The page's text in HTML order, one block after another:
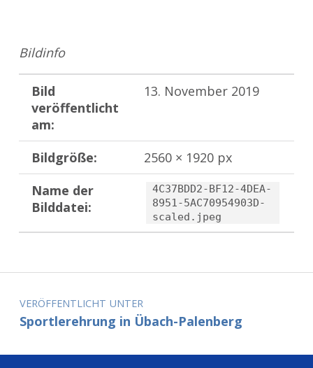
Bildinfo
Bild
veröffentlicht
am:
13. November 2019
Bildgröße:
2560 × 1920 px
Name der
Bilddatei:
4C37BDD2-BF12-4DEA-
8951-5AC70954903D-
scaled.jpeg
Zurück zur Hauptnavigation springen
Beitragsnavigation
VERÖFFENTLICHT UNTER
Sportlerehrung in Übach-Palenberg